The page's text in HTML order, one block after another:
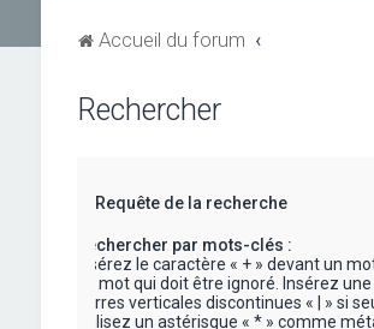
Accueil du forum
Rechercher
Requête de la recherche
Rechercher par mots-clés :
Insérez le caractère « + » devant un
un mot qui doit être ignoré. Insérez
barres verticales discontinues « | » si
Utilisez un astérisque « * » comme